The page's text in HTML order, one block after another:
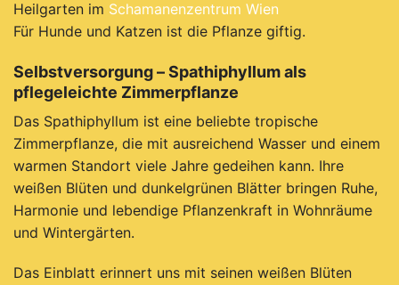
Heilgarten im Schamanenzentrum Wien
Für Hunde und Katzen ist die Pflanze giftig.
Selbstversorgung – Spathiphyllum als
pflegeleichte Zimmerpflanze
Das Spathiphyllum ist eine beliebte tropische
Zimmerpflanze, die mit ausreichend Wasser und einem
warmen Standort viele Jahre gedeihen kann. Ihre
weißen Blüten und dunkelgrünen Blätter bringen Ruhe,
Harmonie und lebendige Pflanzenkraft in Wohnräume
und Wintergärten.
Das Einblatt erinnert uns mit seinen weißen Blüten